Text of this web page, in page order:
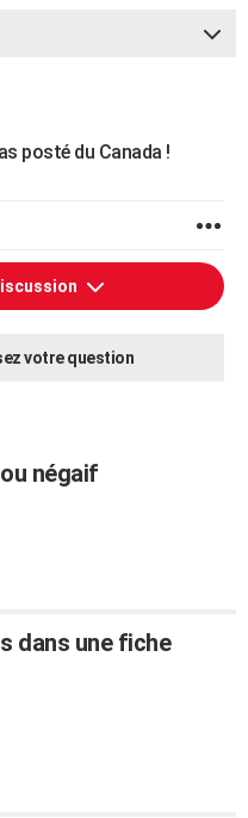
posté du Canada !
votre question
négaif
dans une fiche